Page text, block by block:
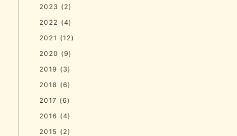
2023 (2)
2022 (4)
2021 (12)
2020 (9)
2019 (3)
2018 (6)
2017 (6)
2016 (4)
2015 (2)